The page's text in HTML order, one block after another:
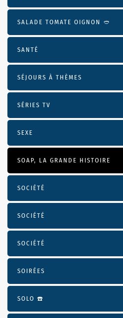
SALADE TOMATE OIGNON 🥙
SANTÉ
SÉJOURS À THÈMES
SÉRIES TV
SEXE
SOAP, LA GRANDE HISTOIRE
SOCIÉTÉ
SOCIÉTÉ
SOCIÉTÉ
SOIRÉES
SOLO ☎️